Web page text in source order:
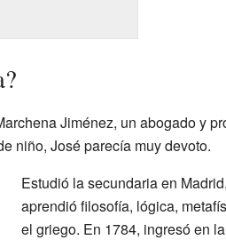
Jiménez, un abogado y
niño, José parecía muy devoto.
Estudió la secundaria en
aprendió filosofía, lógica,
el griego. En 1784, ingresó en la